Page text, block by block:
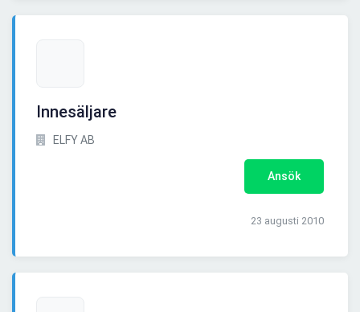
Innesäljare
ELFY AB
Ansök
23 augusti 2010